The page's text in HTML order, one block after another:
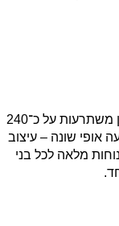
שלוש הווילות עם הבריכה של אלה סאן – הוילה המודרנית, הוילה הכפרית ווילה גפן – מציעות חוויית נופש רחבה ומפנקת למשפחות גדולות באילת. כולן משתרעות על כ־240
כל וילה מציעה אופי שונה – עיצוב
מלאה לכל בני